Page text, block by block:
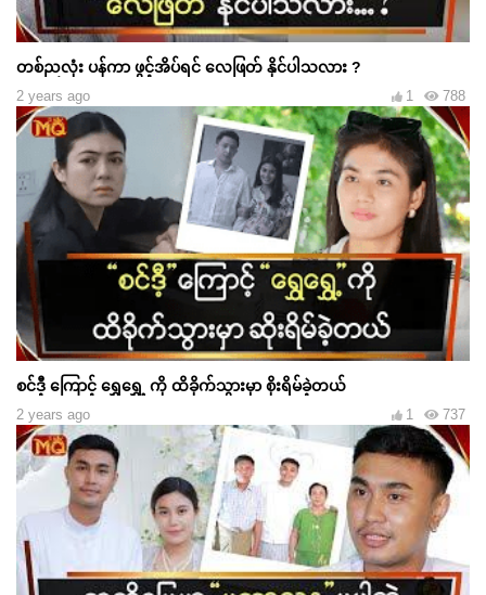
တစ်ညလုံး ပန်ကာ ဖွင့်အိပ်ရင် လေဖြတ် နိုင်ပါသလား ?
2 years ago 788
1
စင်ဒီ့ ကြောင့် ရွှေရွှေ့ ကို ထိခိုက်သွားမှာ စိုးရိမ်ခဲ့တယ်
2 years ago 737
1